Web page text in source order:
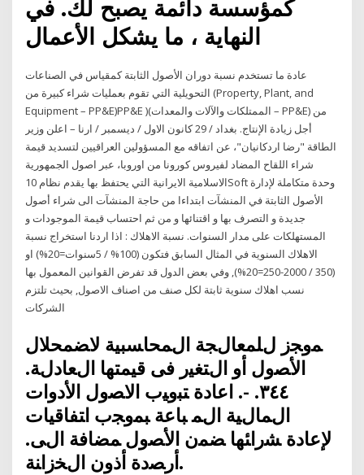
كمؤسسة دائمة يصبح لك. في
عادة ما تستخدم نسبة دوران الأصول الثابتة كمقياس في الصناعات
التحويلية التي تقوم بعمليات شراء كبيرة من (Property, Plant, and
Equipment – PP&E)PP&E )(الممتلكات والآلات والمعدات – PP&E) من
أجل زيادة الإنتاج. بغداد / 29 كانون الاول / ديسمبر / ارنا – اعلن وزير
الطاقة "رضا اردكانيان"، عن اتفاقه مع المسؤولين العراقيين لتسديد قيمة
شراء اللقاح المضاد لفيروس كورونا من اوروبا، عبر اصول الجمهورية
الاسلامية الايرانية التي يحتفظ بها يقدم نظام 10Soft وحدة متكاملة لإدارة
الأصول الثابتة في المنشآت ابتداءا من حاجة المنشآت الى شراء أصول
جديدة و التصرف بها و اقتنائها و من ثم احتساب قيمة الموجودات و
المستهلكات على مدار السنوات. نسبة الاهلاك : اذا اردنا استخراج نسبة
الاهلاك السنوية في المثال السابق فتكون (100% / 5سنوات=20%) او
(350 / 2000-250=20%), وفي بعض الدول قد تفرض القوانين المعمول بها
نسب اهلاك سنوية ثابتة لكل صنف من اصناف الاصول, بحيث تلتزم
الشركات
ﻤﻭﺠﺯ ﻝﻠﻤﻌﺎﻝﺠﺔ ﺍﻝﻤﺤﺎﺴﺒﻴﺔ ﻻﻀﻤﺤﻼل
ﺍﻷﺼﻭل ﺃﻭ ﺍﻝﺘﻐﻴﺭ ﻓﻰ ﻗﻴﻤﺘﻬﺎ ﺍﻝﻌﺎﺩﻝﺔ.
٣٤٤. -. ﺍﻋﺎﺩﺓ ﺘﺒﻭﻴﺏ ﺍﻻﺼﻭل ﺍﻷﺩﻭﺍﺕ
ﺍﻝﻤﺎﻝﻴﺔ ﺍﻝﻤ ﺒﺎﻋﺔ ﺒﻤﻭﺠﺏ ﺍﺘﻔﺎﻗﻴﺎﺕ
ﻹﻋﺎﺩﺓ ﺸﺭﺍﺌﻬﺎ ﻀﻤﻥ ﺍﻷﺼﻭل ﻤﻀﺎﻓﺔ ﺍﻝﻰ.
ﺃﺭﺼﺩﺓ ﺃﺫﻭﻥ ﺍﻝﺨﺯﺍﻨﺔ.